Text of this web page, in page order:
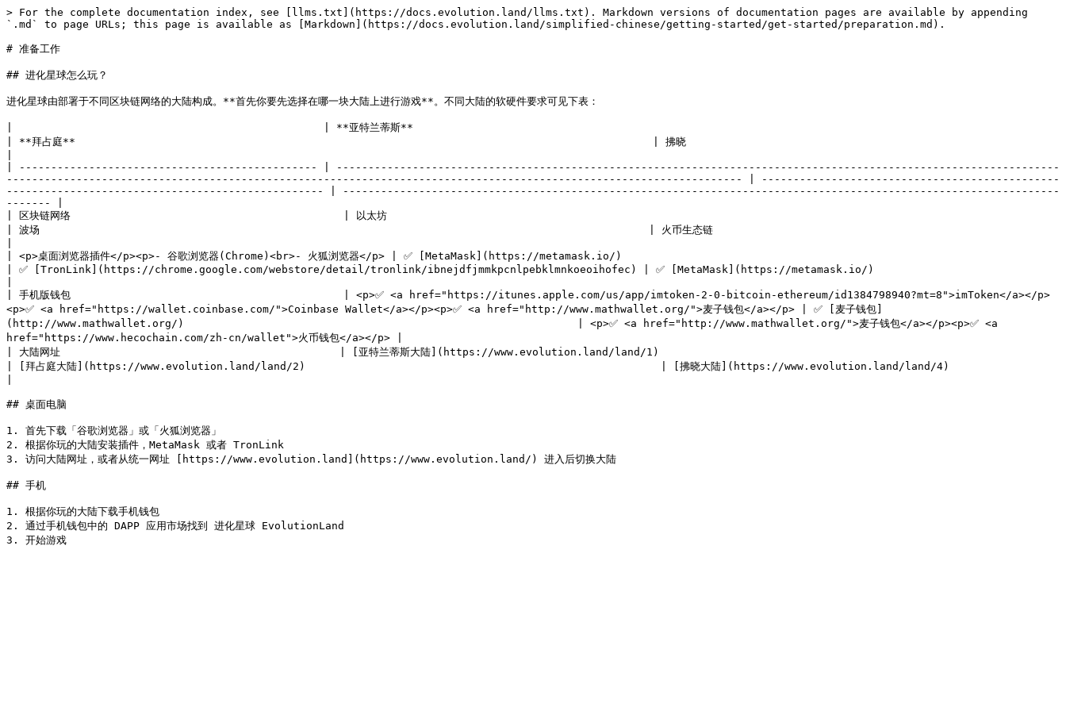
> For the complete documentation index, see [llms.txt](https://docs.evolution.land/llms.txt). Markdown versions of documentation pages are available by appending
`.md` to page URLs; this page is available as [Markdown](https://docs.evolution.land/simplified-chinese/getting-started/get-started/preparation.md).
# 准备工作
## 进化星球怎么玩？
进化星球由部署于不同区块链网络的大陆构成。**首先你要先选择在哪一块大陆上进行游戏**。不同大陆的软硬件要求可见下表：
|                                                 | **亚特兰蒂斯**
| **拜占庭**                                                                                           | 拂晓
| ----------------------------------------------- | ------------------------------------------------------------------------------------------------------------------
-------------------------------------------------------------------------------------------------------------------- | -----------------------------------------------
-------------------------------------------------- | -----------------------------------------------------------------------------------------------------------------
------- |
| 区块链网络                                           | 以太坊
| 波场                                                                                                | 火币生态链
| <p>桌面浏览器插件</p><p>- 谷歌浏览器(Chrome)<br>- 火狐浏览器</p> | ✅ [MetaMask](https://metamask.io/)
| ✅ [TronLink](https://chrome.google.com/webstore/detail/tronlink/ibnejdfjmmkpcnlpebklmnkoeoihofec) | ✅ [MetaMask](https://metamask.io/)
| 手机版钱包                                           | <p>✅ <a href="https://itunes.apple.com/us/app/imtoken-2-0-bitcoin-ethereum/id1384798940?mt=8">imToken</a></p>
<p>✅ <a href="https://wallet.coinbase.com/">Coinbase Wallet</a></p><p>✅ <a href="http://www.mathwallet.org/">麦子钱包</a></p> | ✅ [麦子钱包]
(http://www.mathwallet.org/)                                                              | <p>✅ <a href="http://www.mathwallet.org/">麦子钱包</a></p><p>✅ <a
href="https://www.hecochain.com/zh-cn/wallet">火币钱包</a></p> |
| 大陆网址                                            | [亚特兰蒂斯大陆](https://www.evolution.land/land/1)
| [拜占庭大陆](https://www.evolution.land/land/2)                                                        | [拂晓大陆](https://www.evolution.land/land/4)
## 桌面电脑
1. 首先下载「谷歌浏览器」或「火狐浏览器」
2. 根据你玩的大陆安装插件，MetaMask 或者 TronLink
3. 访问大陆网址，或者从统一网址 [https://www.evolution.land](https://www.evolution.land/) 进入后切换大陆
## 手机
1. 根据你玩的大陆下载手机钱包
2. 通过手机钱包中的 DAPP 应用市场找到 进化星球 EvolutionLand